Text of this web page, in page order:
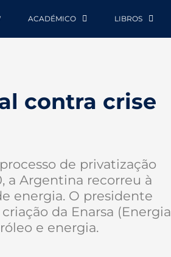
ACADÉMICO LIBROS
contra crise
de privatização
a Argentina recorreu à
energia. O presidente
da Enarsa (Energia
e energia.